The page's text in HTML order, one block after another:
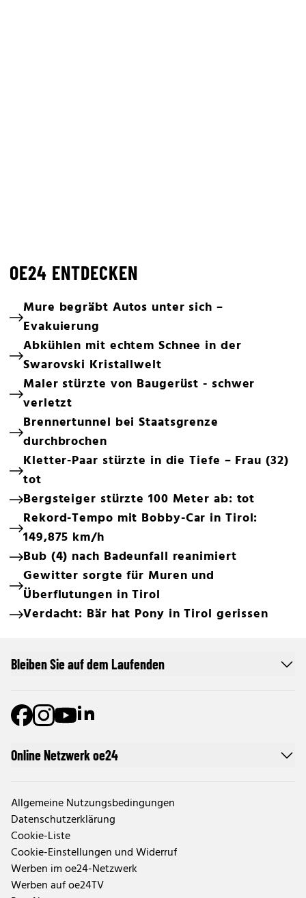
OE24 ENTDECKEN
Mure begräbt Autos unter sich –
Evakuierung
Abkühlen mit echtem Schnee in der
Swarovski Kristallwelt
Maler stürzte von Baugerüst - schwer
verletzt
Brennertunnel bei Staatsgrenze
durchbrochen
Kletter-Paar stürzte in die Tiefe – Frau (32)
tot
Bergsteiger stürzte 100 Meter ab: tot
Rekord-Tempo mit Bobby-Car in Tirol:
149,875 km/h
Bub (4) nach Badeunfall reanimiert
Gewitter sorgte für Muren und
Überflutungen in Tirol
Verdacht: Bär hat Pony in Tirol gerissen
Online Netzwerk oe24
Allgemeine Nutzungsbedingungen
Datenschutzerklärung
Cookie-Liste
Cookie-Einstellungen und Widerruf
Werben im oe24-Netzwerk
Werben auf oe24TV
Bleiben Sie auf dem Laufenden